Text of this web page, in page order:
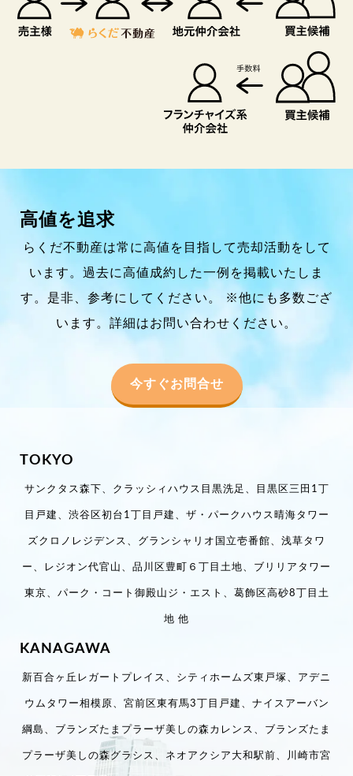
高値を追求
らくだ不動産は常に高値を目指して売却活動をして
います。過去に高値成約した一例を掲載いたしま
す。是非、参考にしてください。 ※他にも多数ござ
います。詳細はお問い合わせください。
今すぐお問合せ
TOKYO
サンクタス森下、クラッシィハウス目黒洗足、目黒区三田1丁
目戸建、渋谷区初台1丁目戸建、ザ・パークハウス晴海タワー
ズクロノレジデンス、グランシャリオ国立壱番館、浅草タワ
ー、レジオン代官山、品川区豊町６丁目土地、ブリリアタワー
東京、パーク・コート御殿山ジ・エスト、葛飾区高砂8丁目土
地 他
KANAGAWA
新百合ヶ丘レガートプレイス、シティホームズ東戸塚、アデニ
ウムタワー相模原、宮前区東有馬3丁目戸建、ナイスアーバン
綱島、ブランズたまプラーザ美しの森カレンス、ブランズたま
プラーザ美しの森グラシス、ネオアクシア大和駅前、川崎市宮